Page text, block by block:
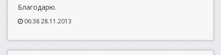
Благодарю.
06:38 28.11.2013